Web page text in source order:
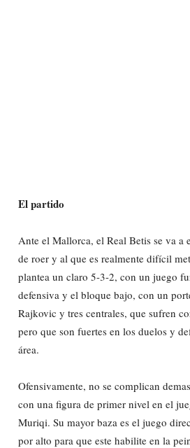
El partido
Ante el Mallorca, el Real Betis se va a
de roer y al que es realmente difícil
plantea un claro 5-3-2, con un juego
defensiva y el bloque bajo, con un
Rajkovic y tres centrales, que sufren
pero que son fuertes en los duelos y
área.
Ofensivamente, no se complican
con una figura de primer nivel en el
Muriqi. Su mayor baza es el juego
por alto para que este habilite en la